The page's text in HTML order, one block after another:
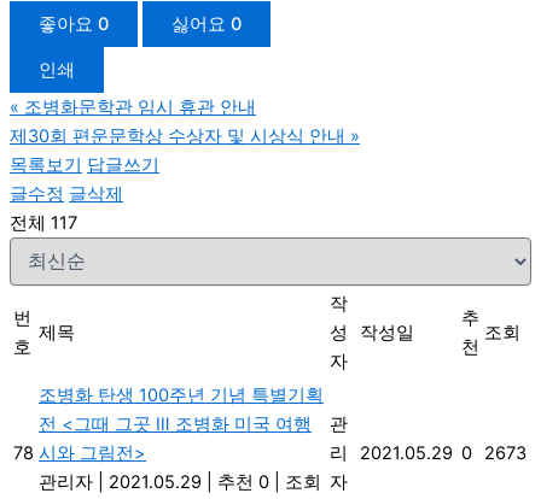
좋아요 0 싫어요 0
인쇄
« 조병화문학관 임시 휴관 안내
제30회 편운문학상 수상자 및 시상식 안내 »
목록보기 답글쓰기
글수정 글삭제
전체 117
번
호
제목
작
성
자
작성일
추
천
조회
78
조병화 탄생 100주년 기념 특별기획
전 <그때 그곳 Ⅲ 조병화 미국 여행
시와 그림전>
관리자
2021.05.29 추천 0
조회
관
리
자
2021.05.29 0 2673